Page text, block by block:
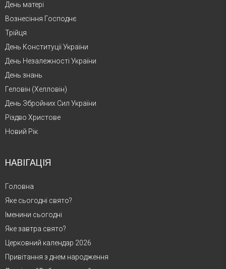
День матері
Вознесіння Господнє
Трійця
День Конституції України
День Незалежності України
День знань
Геловін (Хелловін)
День Збройних Сил України
Різдво Христове
Новий Рік
НАВІГАЦІЯ
Головна
Яке сьогодні свято?
Іменини сьогодні
Яке завтра свято?
Церковний календар 2026
Привітання з днем народження